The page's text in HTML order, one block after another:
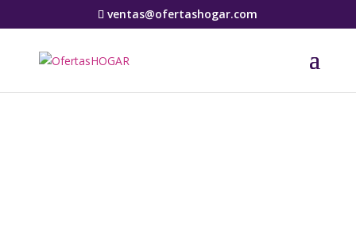
ventas@ofertashogar.com